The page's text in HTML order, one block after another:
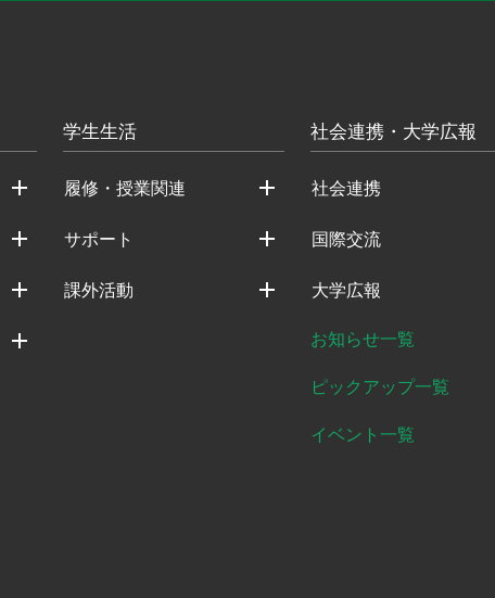
学生生活
履修・授業関連
サポート
課外活動
社会連携・大学広報
社会連携
国際交流
大学広報
お知らせ一覧
ピックアップ一覧
イベント一覧